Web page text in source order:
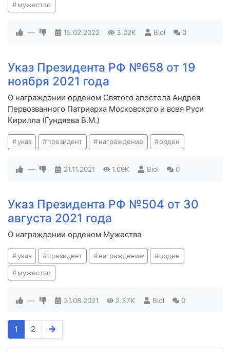
мужество
— 15.02.2022 3.02K Biol 0
Указ Президента РФ №658 от 19
ноября 2021 года
О награждении орденом Святого апостола Андрея
Первозванного Патриарха Московского и всея Руси
Кирилла (Гундяева В.М.)
указ президент награждение орден
— 21.11.2021 1.69K Biol 0
Указ Президента РФ №504 от 30
августа 2021 года
О награждении орденом Мужества
указ президент награждение орден
мужество
— 31.08.2021 2.37K Biol 0
1 2